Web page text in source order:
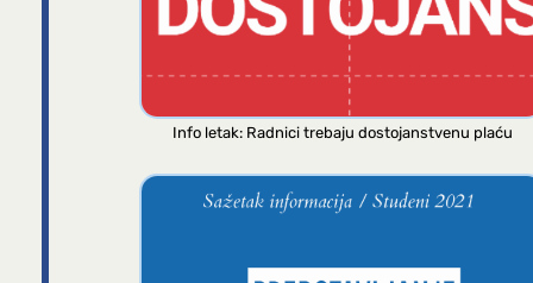
Info letak: Radnici trebaju dostojanstvenu plaću